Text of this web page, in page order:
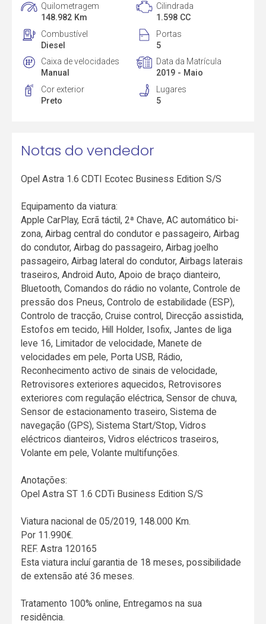
Quilometragem
148.982 Km
Cilindrada
1.598 CC
Combustível
Diesel
Portas
5
Caixa de velocidades
Manual
Data da Matrícula
2019 - Maio
Cor exterior
Preto
Lugares
5
Notas do vendedor
Opel Astra 1.6 CDTI Ecotec Business Edition S/S
Equipamento da viatura:
Apple CarPlay, Ecrã táctil, 2ª Chave, AC automático bi-
zona, Airbag central do condutor e passageiro, Airbag
do condutor, Airbag do passageiro, Airbag joelho
passageiro, Airbag lateral do condutor, Airbags laterais
traseiros, Android Auto, Apoio de braço dianteiro,
Bluetooth, Comandos do rádio no volante, Controle de
pressão dos Pneus, Controlo de estabilidade (ESP),
Controlo de tracção, Cruise control, Direcção assistida,
Estofos em tecido, Hill Holder, Isofix, Jantes de liga
leve 16, Limitador de velocidade, Manete de
velocidades em pele, Porta USB, Rádio,
Reconhecimento activo de sinais de velocidade,
Retrovisores exteriores aquecidos, Retrovisores
exteriores com regulação eléctrica, Sensor de chuva,
Sensor de estacionamento traseiro, Sistema de
navegação (GPS), Sistema Start/Stop, Vidros
eléctricos dianteiros, Vidros eléctricos traseiros,
Volante em pele, Volante multifunções.
Anotações:
Opel Astra ST 1.6 CDTi Business Edition S/S
Viatura nacional de 05/2019, 148.000 Km.
Por 11.990€.
REF. Astra 120165
Esta viatura incluí garantia de 18 meses, possibilidade
de extensão até 36 meses.
Tratamento 100% online, Entregamos na sua
residência.